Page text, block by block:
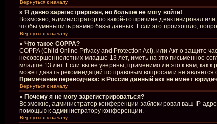
Вернуться к началу
» Я давно зарегистрирован, но больше не могу войти!
Возможно, администратор по какой-то причине деактивировал
чтобы уменьшить размер базы данных. Если это произошло,
Вернуться к началу
» Что такое COPPA?
COPPA (Child Online Privacy and Protection Act), или Акт о защите
несовершеннолетних младше 13 лет, иметь на это письменное
младше 13 лет. Если вы не уверены, применимо ли это к вам, как
может давать рекомендаций по правовым вопросам и не
Примечание переводчика: в России данный акт не имеет
Вернуться к началу
» Почему я не могу зарегистрироваться?
Возможно, администратор конференции заблокировал ваш IP-
помощью к администратору конференции.
Вернуться к началу